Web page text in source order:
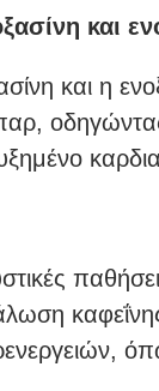
και
και η